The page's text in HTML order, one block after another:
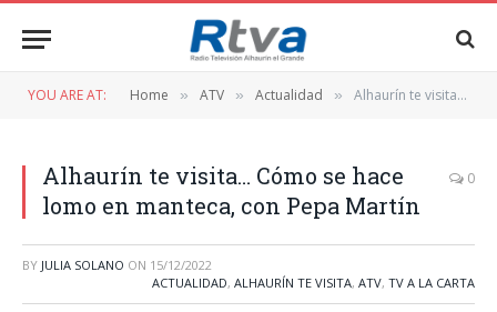
YOU ARE AT: Home » ATV » Actualidad » Alhaurín te visita… Cómo se hace lomo en manteca, con Pepa Martín
Alhaurín te visita… Cómo se hace
lomo en manteca, con Pepa Martín
0
BY JULIA SOLANO ON 15/12/2022
ACTUALIDAD, ALHAURÍN TE VISITA, ATV, TV A LA CARTA